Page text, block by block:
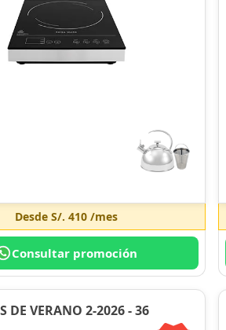
Desde S/. 410/mes
Consultar promoción
DE VERANO 2-2026 - 36